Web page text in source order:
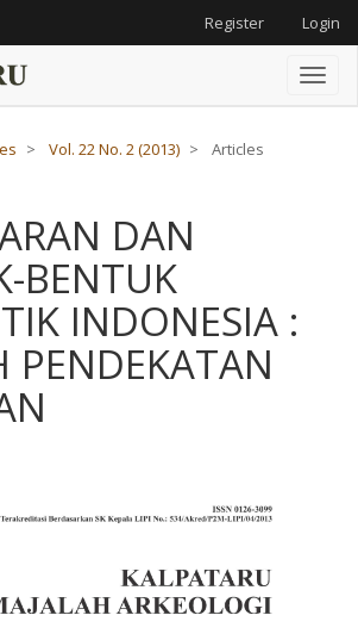
Register Login
Toggle
Vol. 22 No. 2 (2013) Articles
DAN
BENTUK
INDONESIA :
PENDEKATAN